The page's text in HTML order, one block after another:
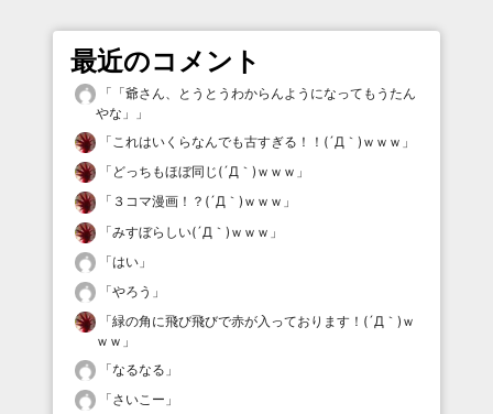
最近のコメント
「 「爺さん、とうとうわからんようになってもうたん
やな」
」
「 これはいくらなんでも古すぎる！！(´Д｀)ｗｗｗ 」
「 どっちもほぼ同じ(´Д｀)ｗｗｗ 」
「 ３コマ漫画！？(´Д｀)ｗｗｗ 」
「みすぼらしい(´Д｀)ｗｗｗ 」
「はい 」
「やろう 」
「緑の角に飛び飛びで赤が入っております！(´Д｀)ｗ
ｗｗ 」
「なるなる 」
「さいこー 」